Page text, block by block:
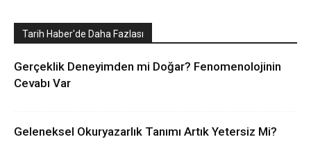
Tarih Haber'de Daha Fazlası
Gerçeklik Deneyimden mi Doğar? Fenomenolojinin
Cevabı Var
Geleneksel Okuryazarlık Tanımı Artık Yetersiz Mi?